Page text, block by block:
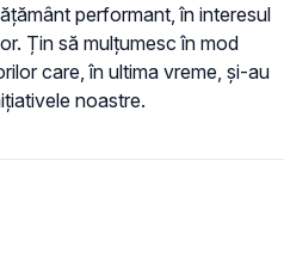
performant, în interesul
Țin să mulțumesc în mod
care, în ultima vreme, și-au
noastre.